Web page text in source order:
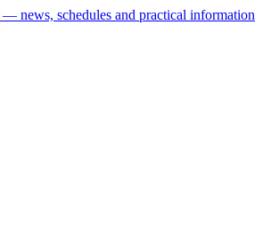
— news, schedules and practical information